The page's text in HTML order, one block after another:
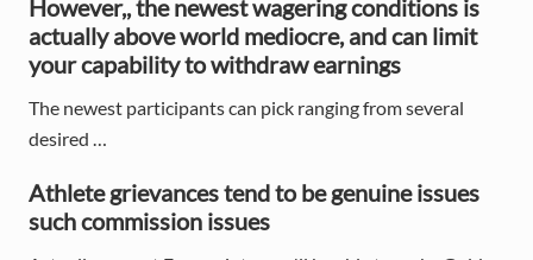
:
i
m
a
r
y
However,, the newest wagering conditions is
actually above world mediocre, and can limit
your capability to withdraw earnings
The newest participants can pick ranging from several
desired …
Athlete grievances tend to be genuine issues
such commission issues